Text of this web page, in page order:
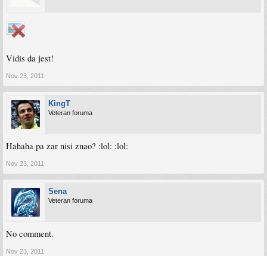
Vidis da jest!
Nov 23, 2011
KingT
Veteran foruma
Hahaha pa zar nisi znao? :lol: :lol:
Nov 23, 2011
Sena
Veteran foruma
No comment.
Nov 23, 2011